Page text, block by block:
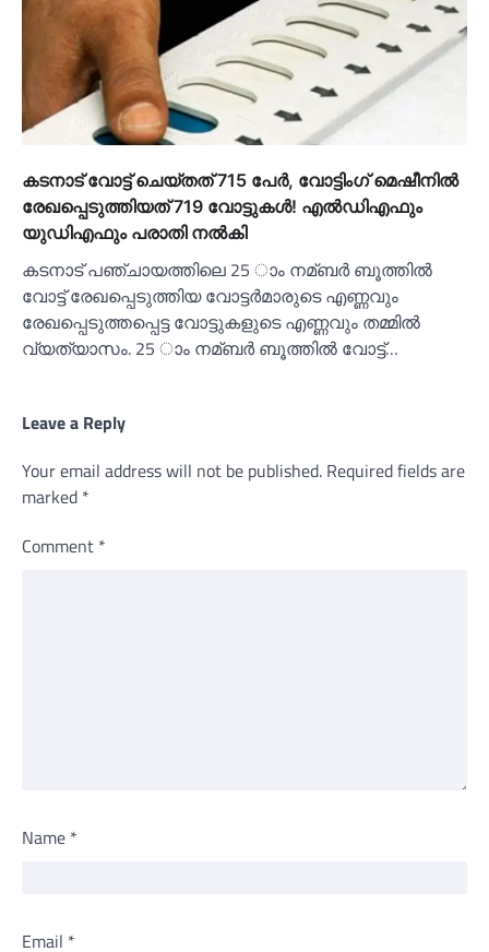
കടനാട് വോട്ട് ചെയ്തത് 715 പേര്‍, വോട്ടിംഗ് മെഷീനില്‍
രേഖപ്പെടുത്തിയത് 719 വോട്ടുകള്‍! എല്‍ഡിഎഫും
യുഡിഎഫും പരാതി നല്‍കി
കടനാട് പഞ്ചായത്തിലെ 25 ാം നമ്ബര്‍ ബൂത്തില്‍
വോട്ട് രേഖപ്പെടുത്തിയ വോട്ടര്‍മാരുടെ എണ്ണവും
രേഖപ്പെടുത്തപ്പെട്ട വോട്ടുകളുടെ എണ്ണവും തമ്മില്‍
വ്യത്യാസം. 25 ാം നമ്ബര്‍ ബൂത്തില്‍ വോട്ട്…
Leave a Reply
Your email address will not be published. Required fields are
marked *
Comment *
Name *
Email *